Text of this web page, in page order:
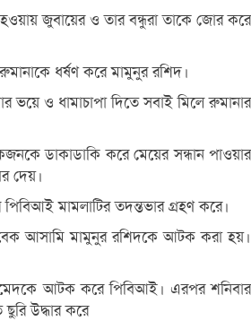
জুবায়ের ও তার বন্ধুরা তাকে জোর করে
ধর্ষণ করে মামুনুর রশিদ।
ভয়ে ও ধামাচাপা দিতে সবাই মিলে রুমানার
ডাকাডাকি করে মেয়ের সন্ধান পাওয়ার
দেয়।
মামলাটির তদন্তভার গ্রহণ করে।
আসামি মামুনুর রশিদকে আটক করা হয়।
আটক করে পিবিআই। এরপর শনিবার
উদ্ধার করে